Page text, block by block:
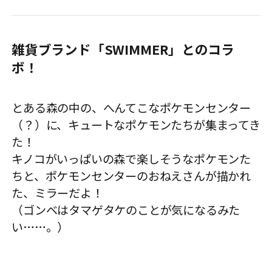
雑貨ブランド「SWIMMER」とのコラ
ボ！
とある森の中の、へんてこなポケモンセンター
（？）に、キュートなポケモンたちが集まってき
た！
キノコがいっぱいの森で楽しそうなポケモンた
ちと、ポケモンセンターのおねえさんが描かれ
た、ミラーだよ！
（ゴンベはタマゲタケのことが気になるみた
い……。）